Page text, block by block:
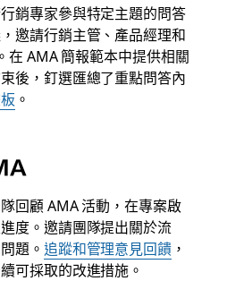
銷專家參與特定主題的問答
邀請行銷主管、產品經理和
在 AMA 簡報範本中提供相關
後，釘選匯總了重點問答內
。
回顧 AMA 活動，在專案啟
度。邀請團隊提出關於流
題。 追蹤和管理意見回饋 ，
可採取的改進措施。